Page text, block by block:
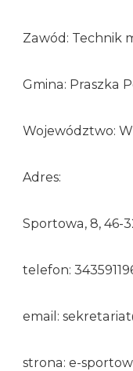
Zawód: Technik
Gmina: Praszka
Województwo:
Adres:
Sportowa, 8, 46-
telefon:
email:
strona: e-